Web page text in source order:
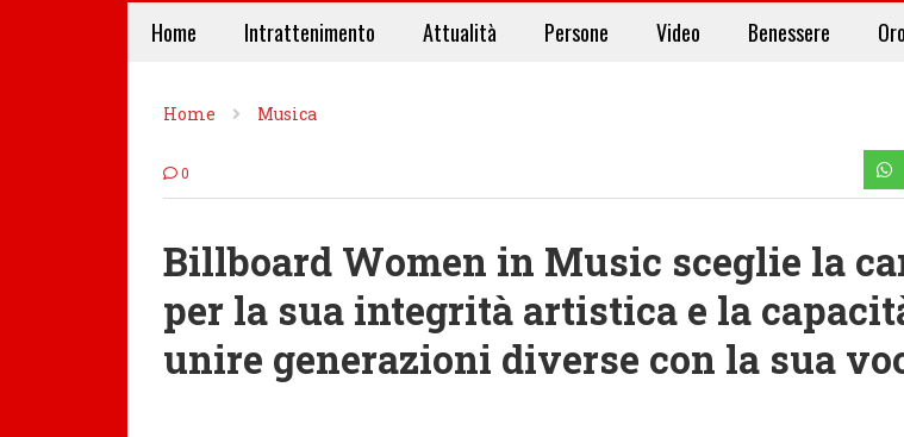
Home Intrattenimento Attualità Persone Video Benessere
Home Musica
0
Billboard Women in Music sceglie la
per la sua integrità artistica e la
unire generazioni diverse con la sua